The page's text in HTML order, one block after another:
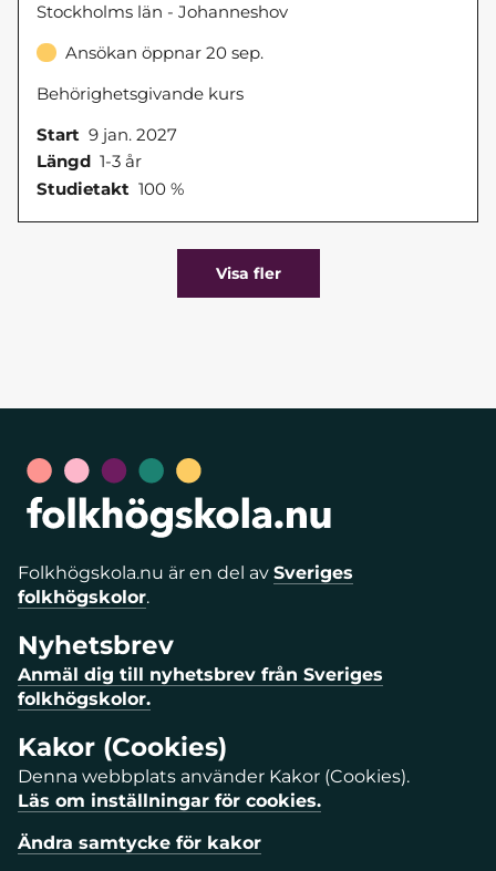
Stockholms län - Johanneshov
Ansökan öppnar 20 sep.
Behörighetsgivande kurs
Start 9 jan. 2027
Längd 1-3 år
Studietakt 100 %
Visa fler
Folkhögskola.nu är en del av Sveriges
folkhögskolor.
Nyhetsbrev
Anmäl dig till nyhetsbrev från Sveriges
folkhögskolor.
Kakor (Cookies)
Denna webbplats använder Kakor (Cookies).
Läs om inställningar för cookies.
Ändra samtycke för kakor